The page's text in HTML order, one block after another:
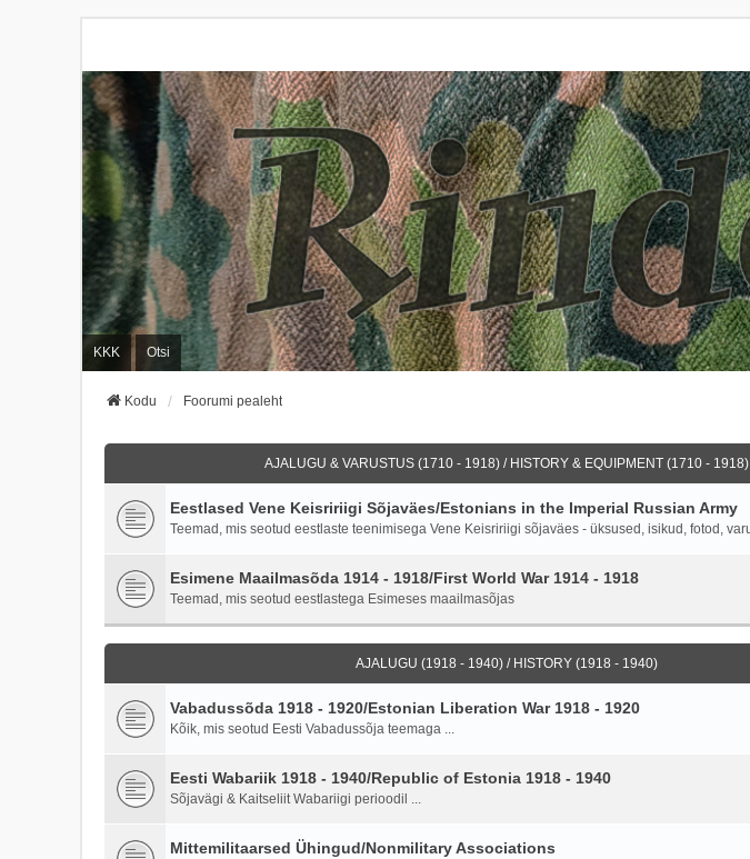
KKK Otsi
Kodu Foorumi pealeht
AJALUGU & VARUSTUS (1710 - 1918) / HISTORY & EQUIPMENT (1710 - 1918)
Eestlased Vene Keisririigi Sõjaväes/Estonians in the Imperial Russian Army
Teemad, mis seotud eestlaste teenimisega Vene Keisririigi sõjaväes - üksused, isikud, fotod,
Esimene Maailmasõda 1914 - 1918/First World War 1914 - 1918
Teemad, mis seotud eestlastega Esimeses maailmasõjas
AJALUGU (1918 - 1940) / HISTORY (1918 - 1940)
Vabadussõda 1918 - 1920/Estonian Liberation War 1918 - 1920
Kõik, mis seotud Eesti Vabadussõja teemaga ...
Eesti Wabariik 1918 - 1940/Republic of Estonia 1918 - 1940
Sõjavägi & Kaitseliit Wabariigi perioodil ...
Mittemilitaarsed Ühingud/Nonmilitary Associations